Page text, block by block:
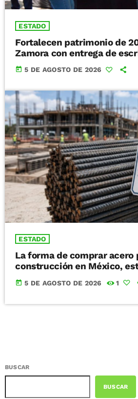
ESTADO
Fortalecen patrimonio de
Zamora con entrega de
today 5 DE AGOSTO DE 2026
ESTADO
La forma de comprar acero
construcción en México,
today 5 DE AGOSTO DE 2026 1
BUSCAR
BUSCAR